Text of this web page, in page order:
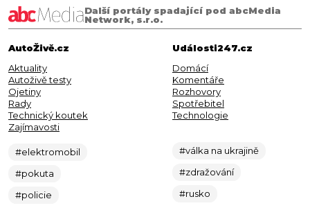
Další portály spadající pod abcMedia
Network, s.r.o.
AutoŽivě.cz
Aktuality
Autoživě testy
Ojetiny
Rady
Technický koutek
Zajímavosti
#elektromobil
#pokuta
#policie
Události247.cz
Domácí
Komentáře
Rozhovory
Spotřebitel
Technologie
#válka na ukrajině
#zdražování
#rusko